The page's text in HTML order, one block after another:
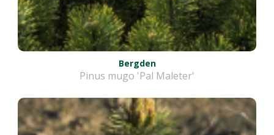
Bergden
Pinus mugo 'Pal Maleter'